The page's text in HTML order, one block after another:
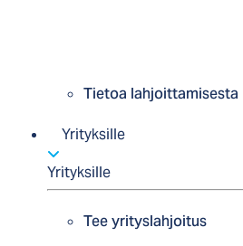
Tietoa lahjoittamisesta
Yrityksille
Yrityksille
Tee yrityslahjoitus